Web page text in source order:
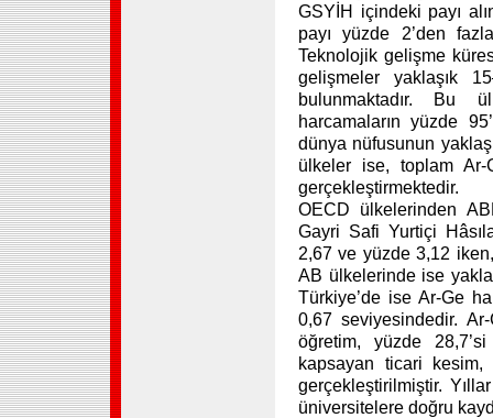
GSYİH içindeki payı
payı yüzde 2’den
Teknolojik gelişme
gelişmeler yaklaşık
bulunmaktadır. Bu
harcamaların yüzde
dünya nüfusunun
ülkeler ise, toplam Ar-
gerçekleştirmektedir.
OECD ülkelerinden
Gayri Safi Yurtiçi
2,67 ve yüzde 3,12
AB ülkelerinde ise
Türkiye’de ise Ar-Ge
0,67 seviyesindedir. Ar-
öğretim, yüzde
kapsayan ticari
gerçekleştirilmiştir.
üniversitelere doğru